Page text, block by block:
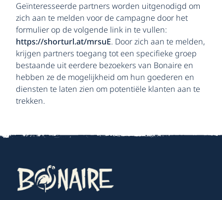
Geïnteresseerde partners worden uitgenodigd om
zich aan te melden voor de campagne door het
formulier op de volgende link in te vullen:
https://shorturl.at/mrsuE. Door zich aan te melden,
krijgen partners toegang tot een specifieke groep
bestaande uit eerdere bezoekers van Bonaire en
hebben ze de mogelijkheid om hun goederen en
diensten te laten zien om potentiële klanten aan te
trekken.